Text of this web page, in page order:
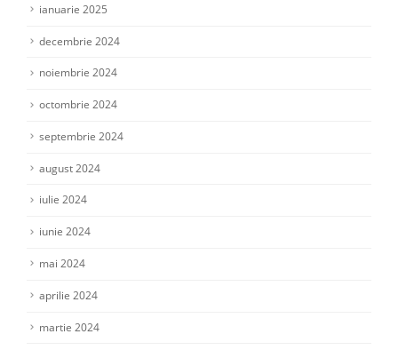
ianuarie 2025
decembrie 2024
noiembrie 2024
octombrie 2024
septembrie 2024
august 2024
iulie 2024
iunie 2024
mai 2024
aprilie 2024
martie 2024